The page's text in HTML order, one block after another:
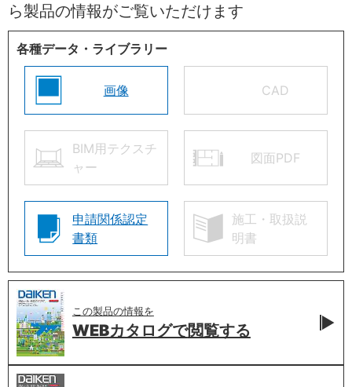
ら製品の情報がご覧いただけます
各種データ・ライブラリー
画像 CAD
BIM用テクスチ
ャー
図面PDF
申請関係認定
書類
施工・取扱説
明書
この製品の情報を
WEBカタログで閲覧する